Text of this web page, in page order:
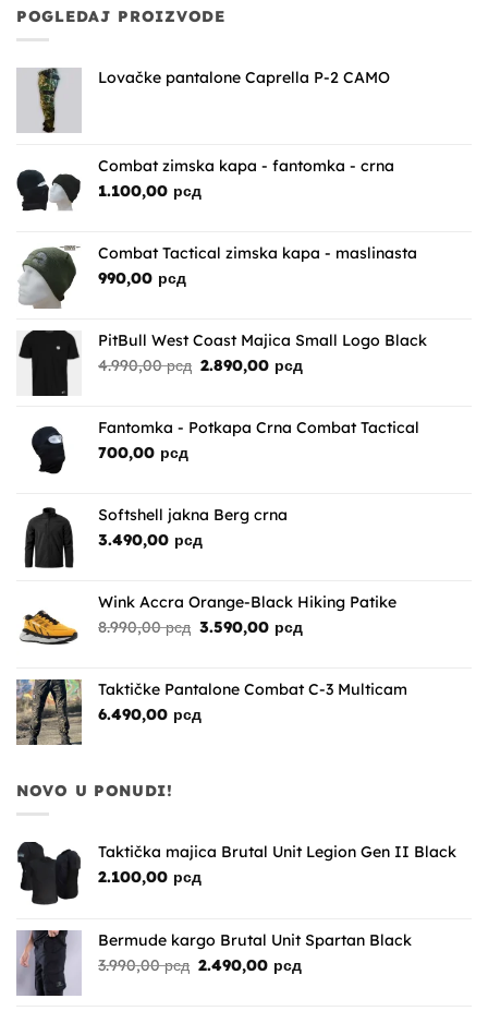
POGLEDAJ PROIZVODE
Lovačke pantalone Caprella P-2 CAMO
Combat zimska kapa - fantomka - crna
1.100,00 рсд
Combat Tactical zimska kapa - maslinasta
990,00 рсд
PitBull West Coast Majica Small Logo Black
4.990,00рсд Originalna
bila:
2.890,00 рсдTrenutna
2.890,00 рсд.
Fantomka - Potkapa Crna Combat Tactical
700,00 рсд
Softshell jakna Berg crna
3.490,00 рсд
Wink Accra Orange-Black Hiking Patike
8.990,00рсд Originalna
bila:
3.590,00 рсдTrenutna
3.590,00 рсд.
Taktičke Pantalone Combat C-3 Multicam
6.490,00 рсд
NOVO U PONUDI!
Taktička majica Brutal Unit Legion Gen II Black
2.100,00 рсд
Bermude kargo Brutal Unit Spartan Black
3.990,00рсд Originalna
2.490,00 рсдTrenutna